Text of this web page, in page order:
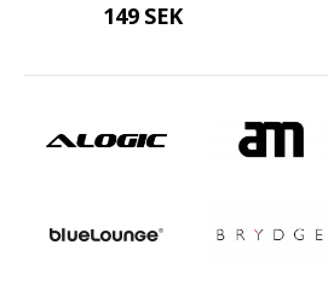
149 SEK